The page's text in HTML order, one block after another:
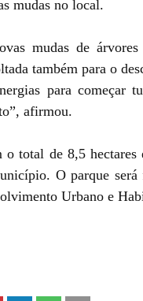
mudas no local.
mudas de
também para o
para começar
afirmou.
o total de 8,5
O parque
Urbano e